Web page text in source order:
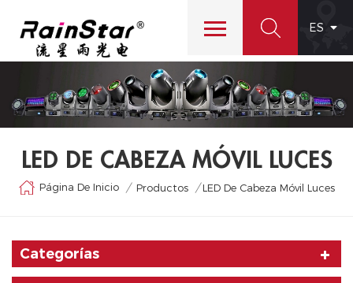
ES
LED DE CABEZA MÓVIL LUCES
Página De Inicio / Productos / LED De Cabeza Móvil Luces
Categorías